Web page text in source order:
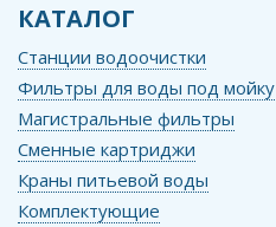
КАТАЛОГ
Станции водоочистки
Фильтры для воды под мойку
Магистральные фильтры
Сменные картриджи
Краны питьевой воды
Комплектующие